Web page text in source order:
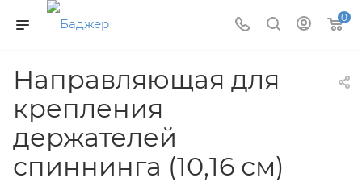
0
Направляющая для
крепления
держателей
спиннинга (10,16 см)